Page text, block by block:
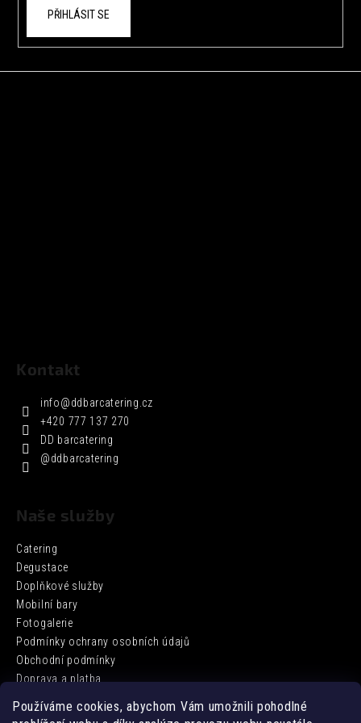
Používáme cookies, abychom Vám umožnili pohodlné
PŘIHLÁSIT SE
Kontakt
info@ddbarcatering.cz
+420 777 137 270
DD barcatering
@ddbarcatering
Naše služby
Catering
Degustace
Doplňkové služby
Mobilní bary
Fotogalerie
Podmínky ochrany osobních údajů
Obchodní podmínky
Doprava a platba